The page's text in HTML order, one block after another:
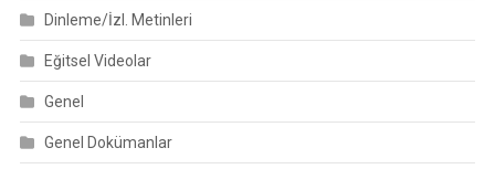
Dinleme/İzl. Metinleri
Eğitsel Videolar
Genel
Genel Dokümanlar